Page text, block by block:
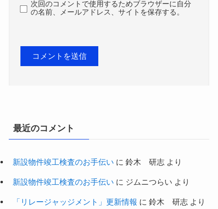
次回のコメントで使用するためブラウザーに自分
の名前、メールアドレス、サイトを保存する。
最近のコメント
新設物件竣工検査のお手伝い に 鈴木 研志より
新設物件竣工検査のお手伝い に ジムニつらい より
「リレージャッジメント」更新情報 に 鈴木 研志より